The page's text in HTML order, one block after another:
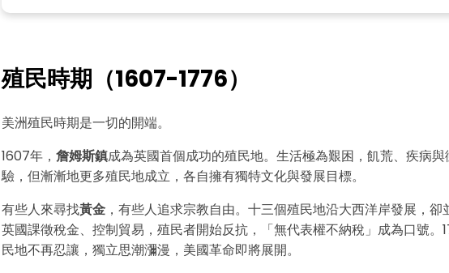
殖民時期（1607-1776）
美洲殖民時期是一切的開端。
1607年， 詹姆斯鎮成為英國首個成功的殖民地。生活極為艱困，飢荒、疾病
驗，但漸漸地更多殖民地成立，各自擁有獨特文化與發展目標。
有些人來尋找黃金，有些人追求宗教自由。十三個殖民地沿大西洋岸發展，卻
英國課徵稅金、控制貿易，殖民者開始反抗，「無代表權不納稅」成為口號。
民地不再忍讓，獨立思潮瀰漫，美國革命即將展開。